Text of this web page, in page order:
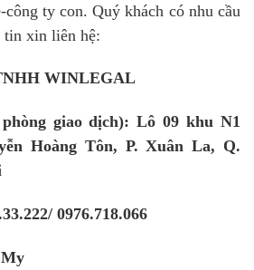
công ty con. Quý khách có nhu cầu
tin xin liên hệ:
WINLEGAL
giao dịch): Lô 09 khu N1
Hoàng Tôn, P. Xuân La, Q.
0976.718.066